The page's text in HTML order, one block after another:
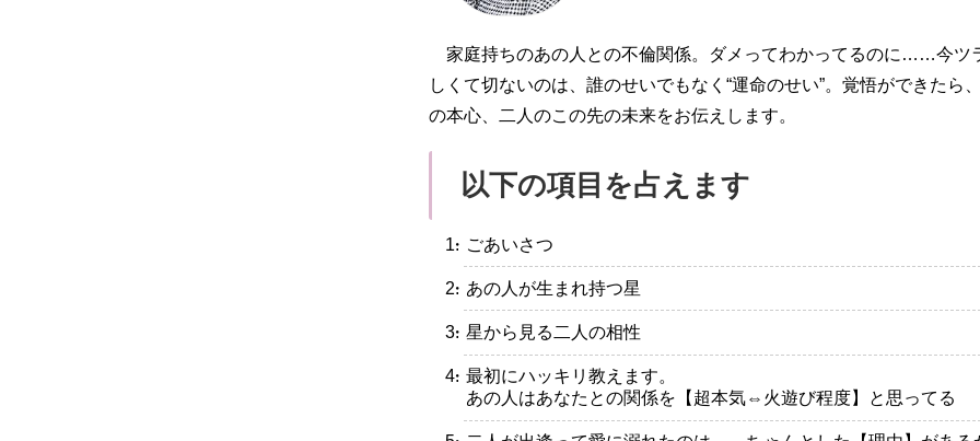
家庭持ちのあの人との不倫関係。ダメってわかってるのに……今ツ
しくて切ないのは、誰のせいでもなく“運命のせい”。覚悟ができたら
の本心、二人のこの先の未来をお伝えします。
以下の項目を占えます
・ごあいさつ
・あの人が生まれ持つ星
・星から見る二人の相性
・最初にハッキリ教えます。
あの人はあなたとの関係を【超本気⇔火遊び程度】と思ってる